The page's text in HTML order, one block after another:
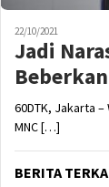
22/10/2021
Jadi
60DTK, Jakarta
MNC […]
BERITA